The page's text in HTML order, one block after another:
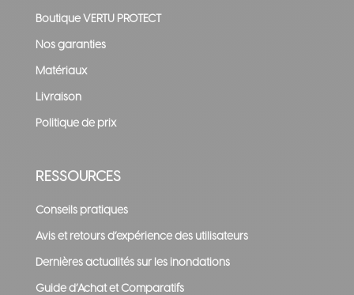
Boutique VERTU PROTECT
Nos garanties
Matériaux
Livraison
Politique de prix
RESSOURCES
Conseils pratiques
Avis et retours d’expérience des utilisateurs
Dernières actualités sur les inondations
Guide d’Achat et Comparatifs